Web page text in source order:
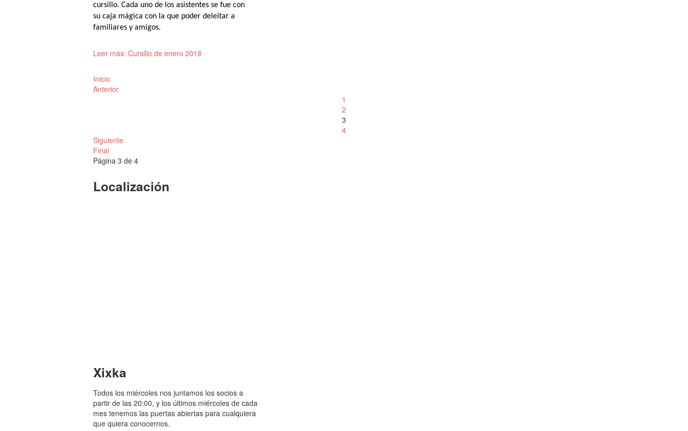
cursillo. Cada uno de los asistentes se fue con
su caja mágica con la que poder deleitar a
familiares y amigos.
Leer más: Cursillo de enero 2018
Inicio
Anterior
1
2
3
4
Siguiente
Final
Página 3 de 4
Localización
Xixka
Todos los miércoles nos juntamos los socios a
partir de las 20:00, y los últimos miércoles de cada
mes tenemos las puertas abiertas para cualquiera
que quiera conocernos.